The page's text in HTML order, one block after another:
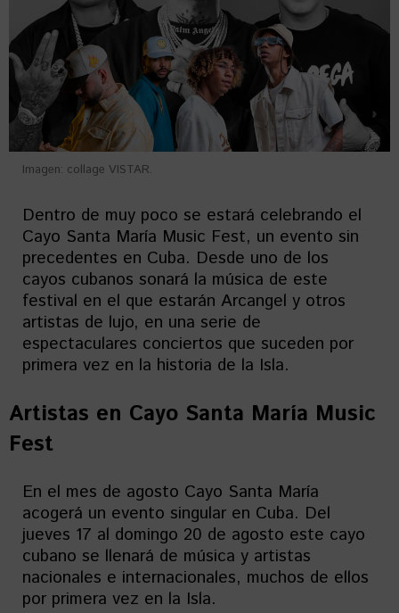
Imagen: collage VISTAR.
Dentro de muy poco se estará celebrando el
Cayo Santa María Music Fest, un evento sin
precedentes en Cuba. Desde uno de los
cayos cubanos sonará la música de este
festival en el que estarán Arcangel y otros
artistas de lujo, en una serie de
espectaculares conciertos que suceden por
primera vez en la historia de la Isla.
Artistas en Cayo Santa María Music
Fest
En el mes de agosto Cayo Santa María
acogerá un evento singular en Cuba. Del
jueves 17 al domingo 20 de agosto este cayo
cubano se llenará de música y artistas
nacionales e internacionales, muchos de ellos
por primera vez en la Isla.